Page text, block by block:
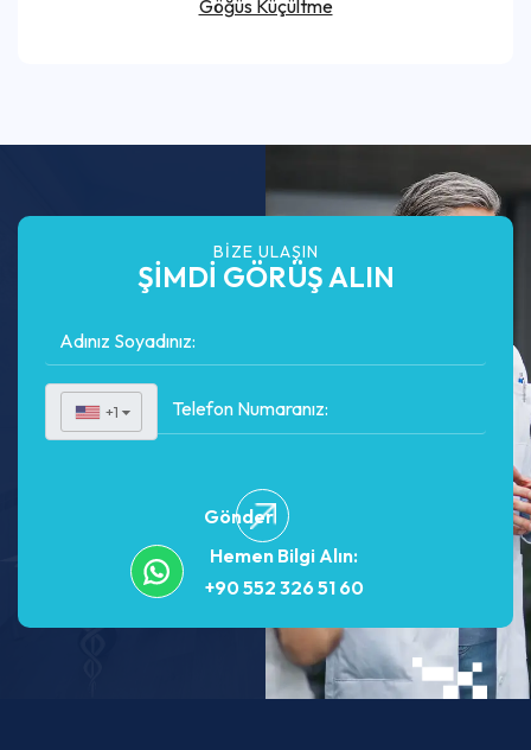
Göğüs Küçültme
BIZE ULAŞIN
ŞİMDİ GÖRÜŞ ALIN
+1 ▼
Gönder
Hemen Bilgi Alın:
+90 552 326 51 60